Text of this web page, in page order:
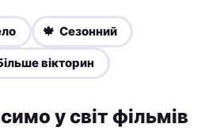
🍁 Сезонний
вікторин
у світ фільмів